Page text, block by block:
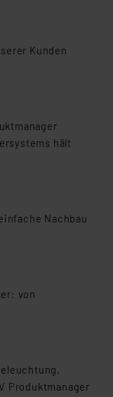
Kunden
hält
Nachbau
von
Produktmanager